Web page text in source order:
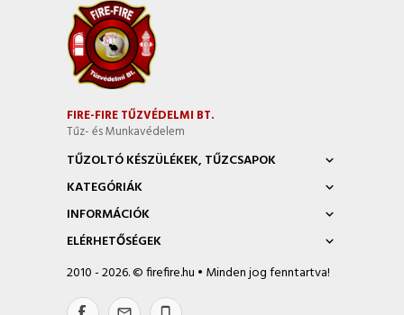
FIRE-FIRE TŰZVÉDELMI BT.
Tűz- és Munkavédelem
TŰZOLTÓ KÉSZÜLÉKEK, TŰZCSAPOK
KATEGÓRIÁK
INFORMÁCIÓK
ELÉRHETŐSÉGEK
2010 - 2026. © firefire.hu • Minden jog fenntartva!